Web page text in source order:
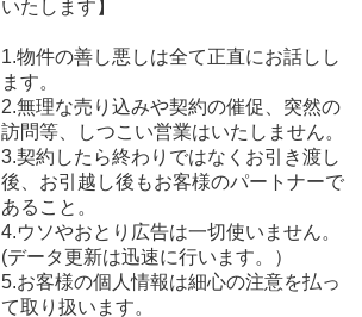
いたします】
1.物件の善し悪しは全て正直にお話しし
ます。
2.無理な売り込みや契約の催促、突然の
訪問等、しつこい営業はいたしません。
3.契約したら終わりではなくお引き渡し
後、お引越し後もお客様のパートナーで
あること。
4.ウソやおとり広告は一切使いません。
(データ更新は迅速に行います。）
5.お客様の個人情報は細心の注意を払っ
て取り扱います。